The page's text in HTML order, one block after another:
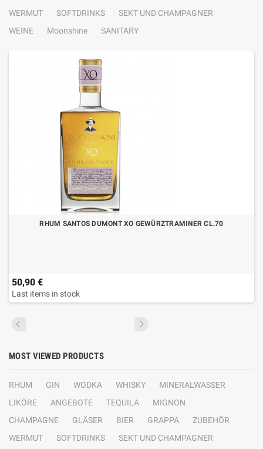
WERMUT SOFTDRINKS
SEKT UND CHAMPAGNER
WEINE
Moonshine SANITARY
RHUM SANTOS DUMONT XO GEWÜRZTRAMINER CL.70
50,90 €
Last items in stock
MOST VIEWED PRODUCTS
RHUM GIN WODKA WHISKY
MINERALWASSER
LIKÖRE
ANGEBOTE TEQUILA
MIGNON
CHAMPAGNE
GLÄSER BIER GRAPPA
ZUBEHÖR
WERMUT
SOFTDRINKS
SEKT UND CHAMPAGNER